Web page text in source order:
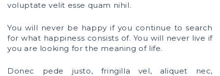
voluptate velit esse quam nihil.
You will never be happy if you continue to search
for what happiness consists of. You will never live if
you are looking for the meaning of life.
Donec pede justo, fringilla vel, aliquet nec,